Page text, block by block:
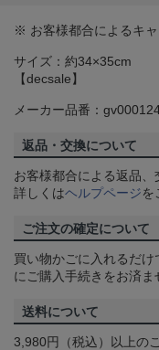
※ お客様都合によるキャ
サイズ：約34×35cm
【decsale】
メーカー品番：
返品・交換について
お客様都合による返品、
詳しくはヘルプページを
ご注文の確定について
買い物かごに入れるだ
にご購入手続きをお済ま
送料について
3,980円（税込）以上の